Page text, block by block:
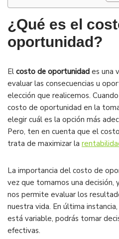
¿Qué es el
oportunidad?
El costo de oportunidad es una
evaluar las consecuencias u
elección que realicemos.
costo de oportunidad en la
elegir cuál es la opción más
Pero, ten en cuenta que el
trata de maximizar la
La importancia del costo de
vez que tomamos una decisión,
nos permite evaluar los
nuestra vida. En última
está variable, podrás tomar
efectivas.